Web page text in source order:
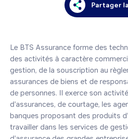
Partager
Le BTS Assurance forme des
des activités à caractère
gestion, de la souscription au
assurances de biens et de
de personnes. Il exerce son
d'assurances, de courtage, les
banques proposant des produits
travailler dans les services de